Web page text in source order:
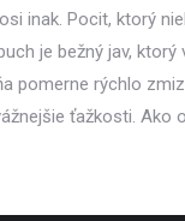
inak. Pocit, ktorý
je bežný jav, ktorý
pomerne rýchlo
ťažkosti. Ako